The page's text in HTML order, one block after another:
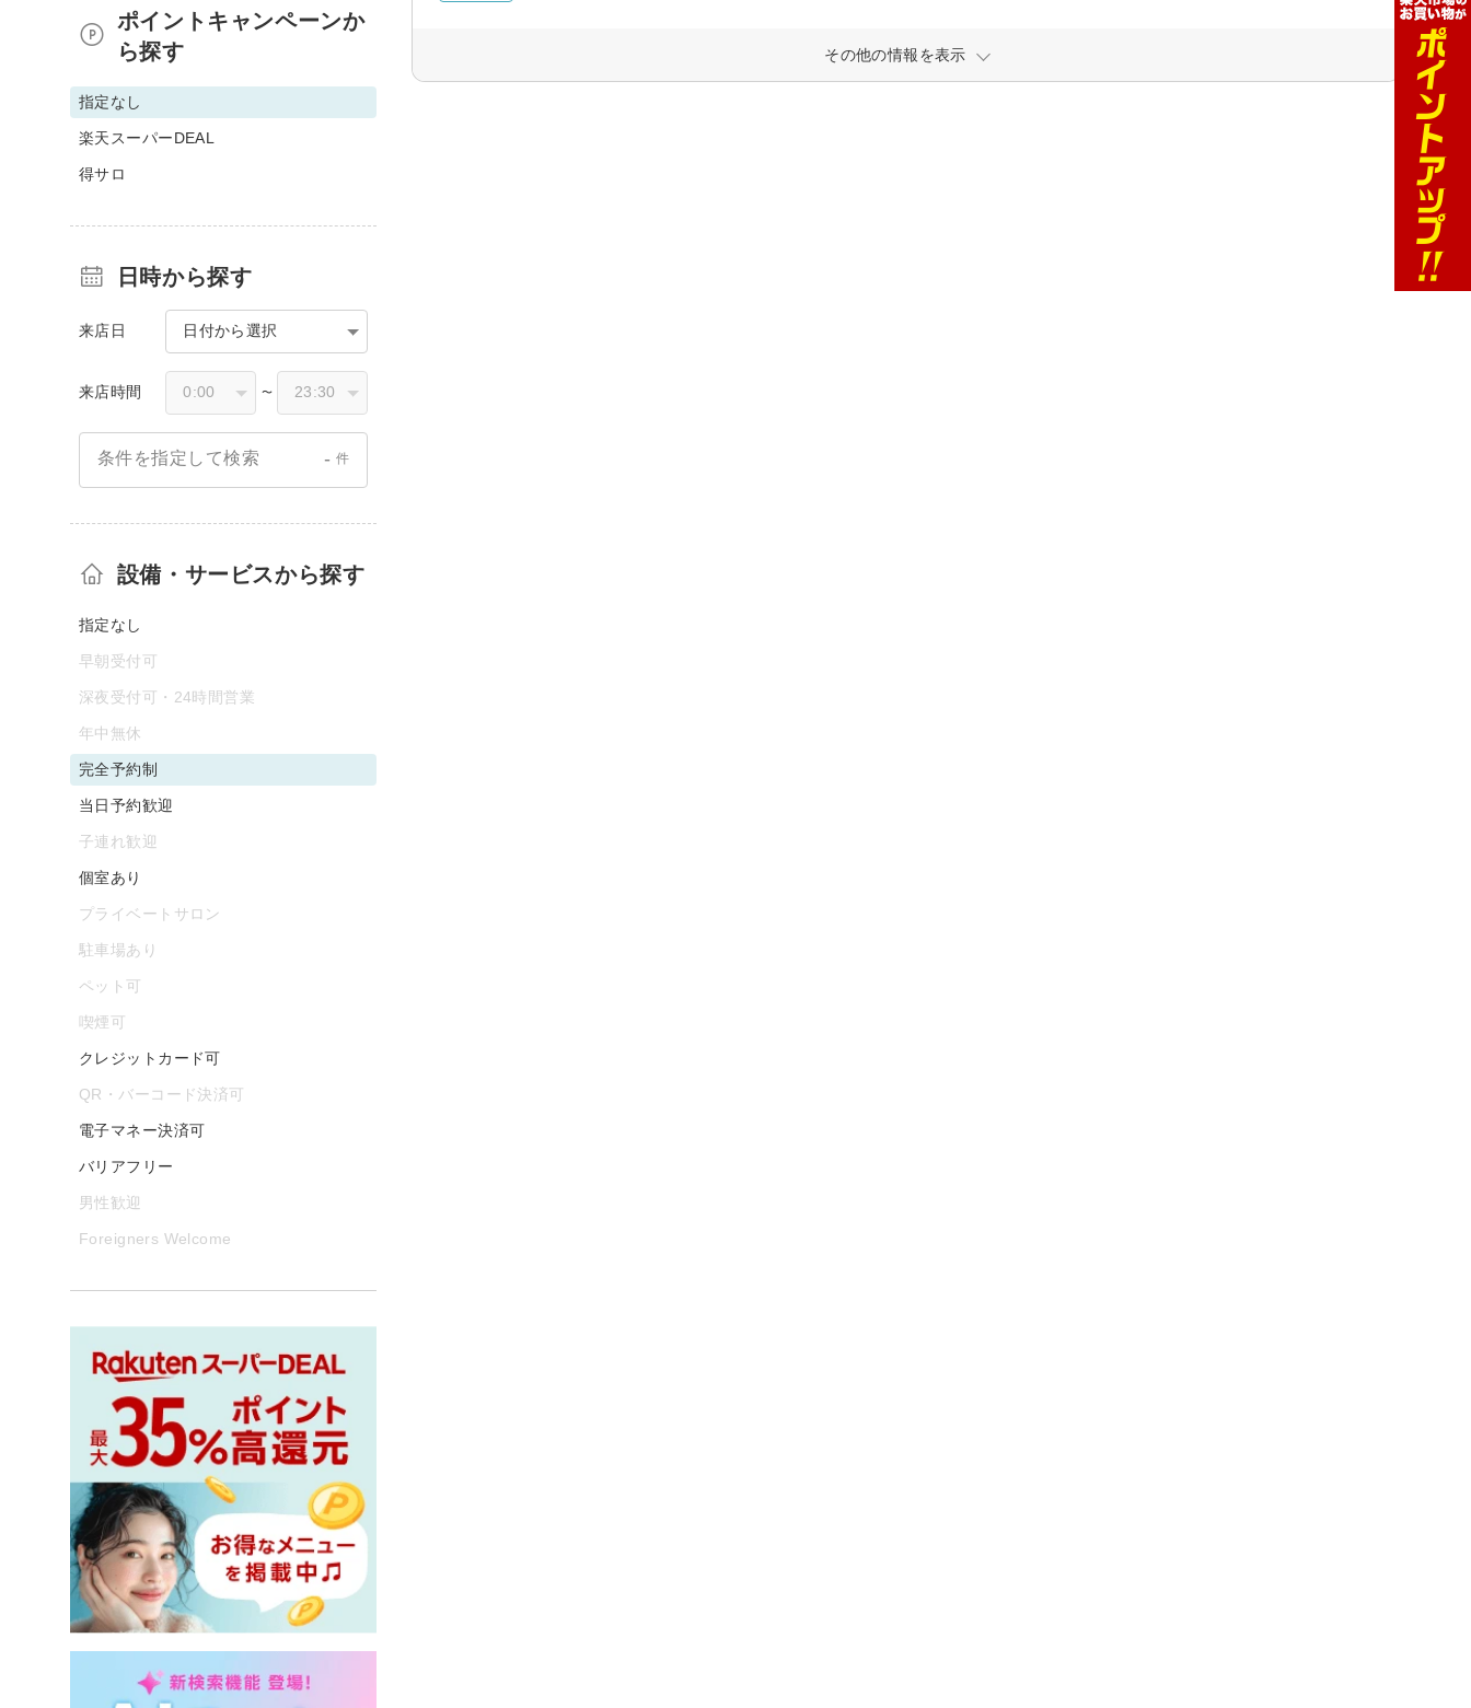
その他の情報を表示
ポイントキャンペーンか
ら探す
指定なし
楽天スーパーDEAL
得サロ
日時から探す
来店日 日付から選択
来店時間 〜
条件を指定して検索 - 件
設備・サービスから探す
指定なし
早朝受付可
深夜受付可・24時間営業
年中無休
完全予約制
当日予約歓迎
子連れ歓迎
個室あり
プライベートサロン
駐車場あり
ペット可
喫煙可
クレジットカード可
QR・バーコード決済可
電子マネー決済可
バリアフリー
男性歓迎
Foreigners Welcome